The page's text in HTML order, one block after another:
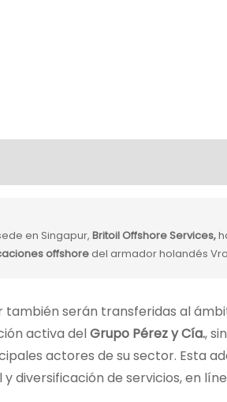
en Singapur, Britoil Offshore Services,
offshoredel armador holandés
también serán transferidas al
activa delGrupo Pérez y Cía.,
actores de su sector. Esta
diversificación de servicios, en